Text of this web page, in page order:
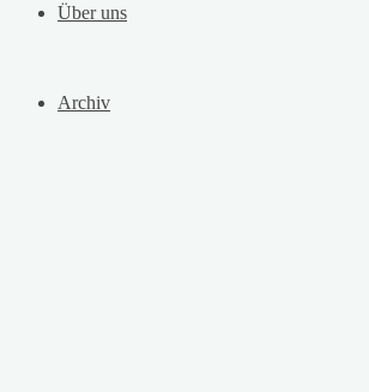
Über uns
Archiv